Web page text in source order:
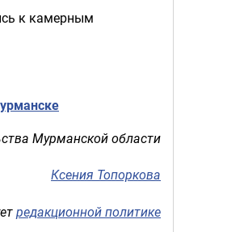
к камерным
Мурманской области
Ксения Топоркова
редакционной политике